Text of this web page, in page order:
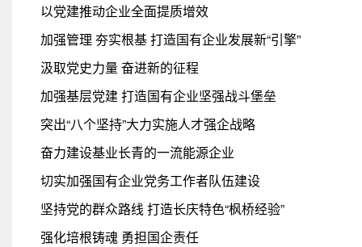
以党建推动企业全面提质增效
加强管理 夯实根基 打造国有企业发展新“引擎”
汲取党史力量 奋进新的征程
加强基层党建 打造国有企业坚强战斗堡垒
突出“八个坚持”大力实施人才强企战略
奋力建设基业长青的一流能源企业
切实加强国有企业党务工作者队伍建设
坚持党的群众路线 打造长庆特色“枫桥经验”
强化培根铸魂 勇担国企责任